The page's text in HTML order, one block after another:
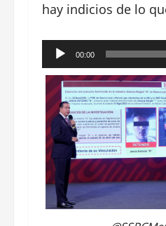
hay indicios de lo
Reproductor
de
audio
00:00